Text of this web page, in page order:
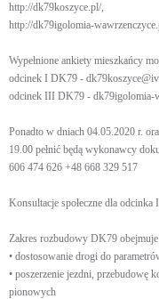
http://dk79koszyce.pl/,
http://dk79igolomia-
Wypełnione ankiety mieszkańcy
odcinek I DK79 -
odcinek III DK79 - dk79igolomia-
Ponadto w dniach 04.05.2020 r.
19.00 pełnić będą wykonawcy
606 474 626 +48 668 329 517
Konsultacje społeczne dla
Zakres rozbudowy DK79
• dostosowanie drogi do
• poszerzenie jezdni, przebudowę
pionowych